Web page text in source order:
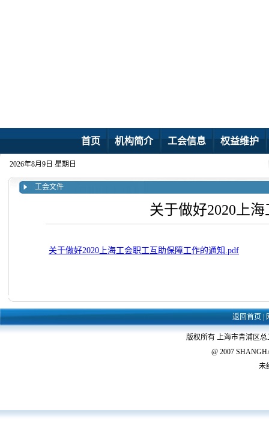
首页 机构简介 工会信息 权益维护
2026年8月9日 星期日
工会文件
关于做好2020上
关于做好2020上海工会职工互助保障工作的通知.pdf
返回首页
版权所有 上海市青浦区
@ 2007
未